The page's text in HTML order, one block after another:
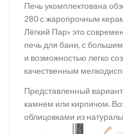
Печь укомплектована
280 с жаропрочным
Лёгкий Пар» это
печь для бани, с
и возможностью легко
качественным
Представленный
камнем или кирпичом.
облицовками из